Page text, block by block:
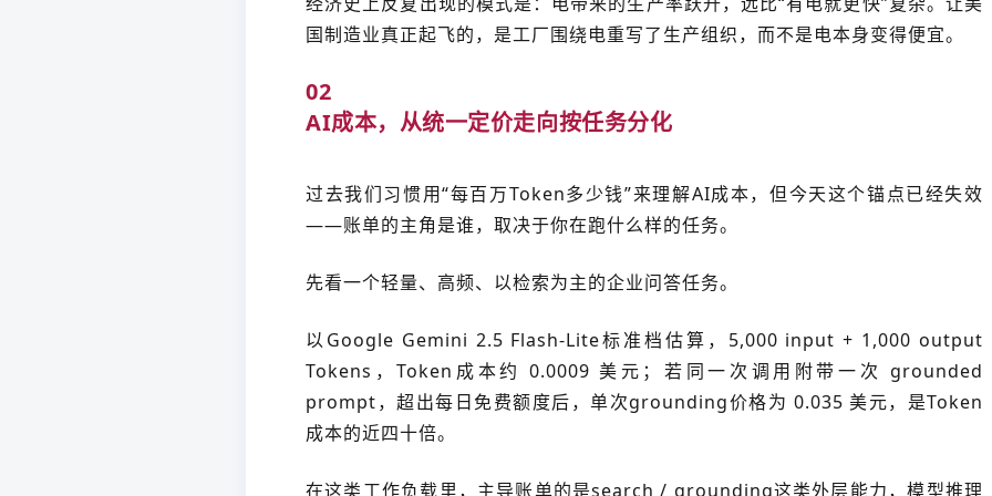
国制造业真正起飞的，是工厂围绕电重写了生产组织，而不是电本身变得便宜。
02
AI成本，从统一定价走向按任务分化
过去我们习惯用“每百万Token多少钱”来理解AI成本，但今天这个锚点已经失效
——账单的主角是谁，取决于你在跑什么样的任务。
先看一个轻量、高频、以检索为主的企业问答任务。
以Google Gemini 2.5 Flash-Lite标准档估算，5,000 input + 1,000 output
Tokens，Token成本约 0.0009 美元；若同一次调用附带一次 grounded
prompt，超出每日免费额度后，单次grounding价格为 0.035 美元，是Token
成本的近四十倍。
在这类工作负载里，主导账单的是search / grounding这类外层能力，模型推理